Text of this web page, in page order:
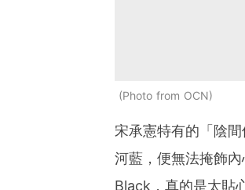
Photo from OCN
宋承憲特有的「陰
河藍，便無法掩飾
Black，真的是太貼